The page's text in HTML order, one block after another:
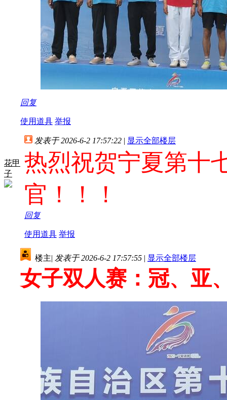
回复
使用道具 举报
花甲
子
发表于 2026-6-2 17:57:22 | 显示全部楼层
热烈祝贺宁夏第十
官！！！
回复
使用道具 举报
楼主| 发表于 2026-6-2 17:57:55 | 显示全部楼层
女子双人赛：冠、亚